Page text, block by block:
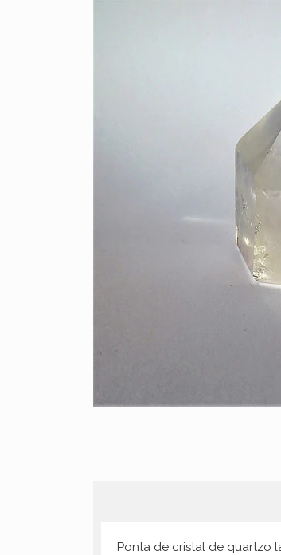
Ponta de cristal de quartzo